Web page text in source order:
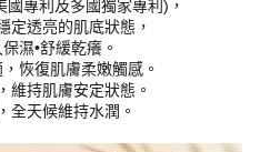
專利及多國獨家專利)，
定透亮的肌底狀態，
濕•舒緩乾癢。
恢復肌膚柔嫩觸感。
維持肌膚安定狀態。
全天候維持水潤。